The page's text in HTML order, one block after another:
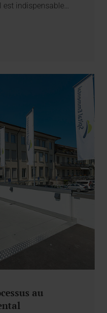
est indispensable…
au